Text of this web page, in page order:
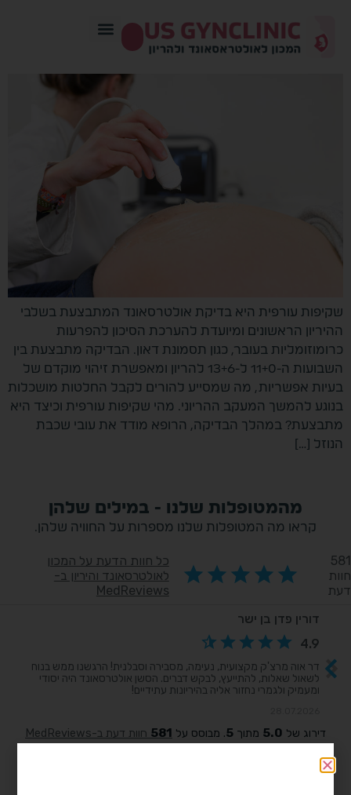
שקיפות עורפית היא בדיקת אולטרסאונד המתבצעת בשלבי
ההיריון הראשונים ומיועדת להערכת הסיכון להפרעות
כרומוזומליות בעובר, כגון תסמונת דאון. הבדיקה מתבצעת בין
השבועות ה-11+0 ל-13+6 להריון ומאפשרת זיהוי מוקדם של
בעיות אפשריות, מה שמסייע להורים לקבל החלטות מושכלות
בנוגע להמשך המעקב ההריוני. מהי שקיפות עורפית וכיצד היא
מתבצעת? במהלך הבדיקה, הרופא מודד את עובי שכבת
הנוזל […]
מהמטופלות שלנו - במילים שלהן
קראו מה המטופלות שלנו מספרות על החוויה שלהן.